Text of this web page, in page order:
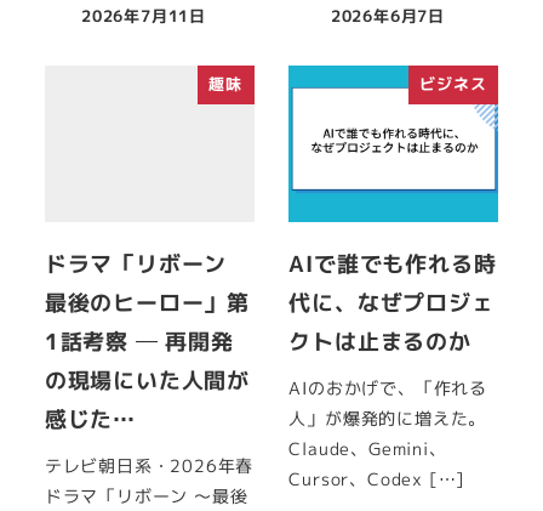
2026年7月11日
2026年6月7日
趣味
ドラマ「リボーン
最後のヒーロー」第
1話考察 ─ 再開発
の現場にいた人間が
感じた…
テレビ朝日系・2026年春
ドラマ「リボーン ～最後
ビジネス
AIで誰でも作れる時
代に、なぜプロジェ
クトは止まるのか
AIのおかげで、「作れる
人」が爆発的に増えた。
Claude、Gemini、
Cursor、Codex […]